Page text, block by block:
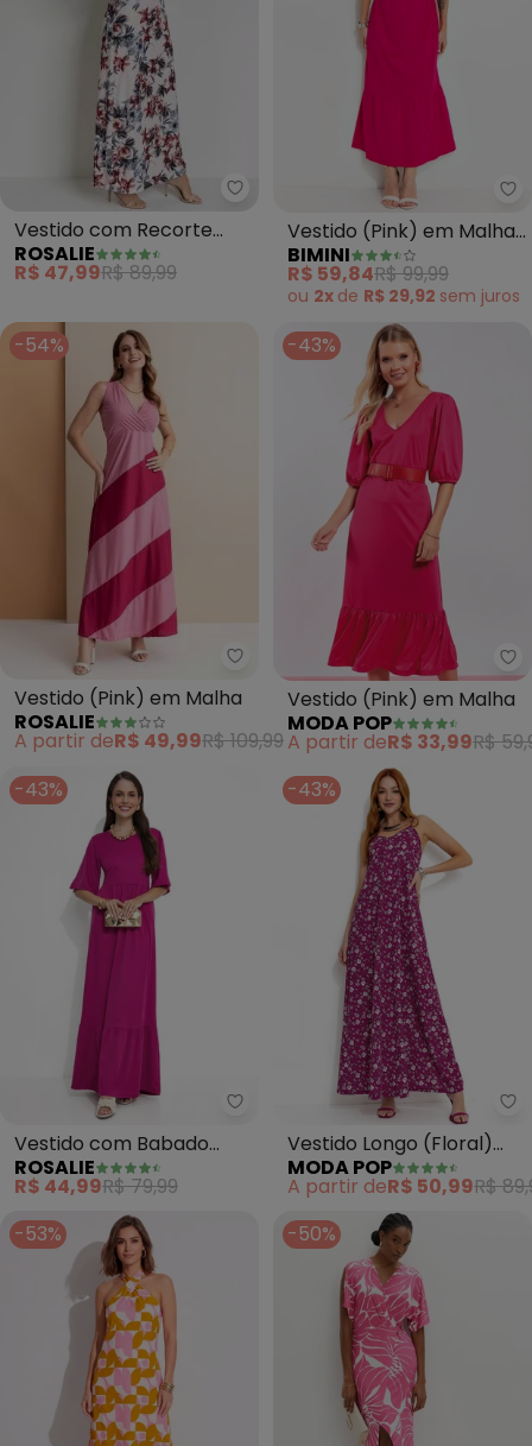
Rosalie - Vestido com Recorte
Vestido com Recorte
(Floral Rosê)
ROSALIE
R$ 47,99R$ 89,99
Vestido (Pink) em Malha
de Algodão
BIMINI
R$ 59,84R$ 99,99
ou 2x de R$ 29,92 sem juros
-54%
Rosalie - Vestido (Pink) em
Vestido (Pink) em Malha
ROSALIE
A partir deR$ 49,99R$ 109,99
-43%
Vestido (Pink) em Malha
MODA POP
A partir deR$ 33,99R$
-43%
Rosalie - Vestido com Babado
Vestido com Babado
(Fúcsia)
ROSALIE
R$ 44,99R$ 79,99
-43%
Vestido Longo (Floral)
com Alças
MODA POP
A partir deR$ 50,99R$
-53%
-50%